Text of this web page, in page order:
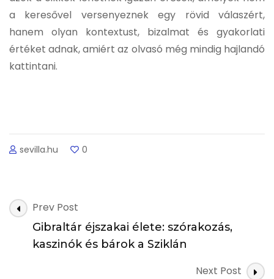
a keresővel versenyeznek egy rövid válaszért,
hanem olyan kontextust, bizalmat és gyakorlati
értéket adnak, amiért az olvasó még mindig hajlandó
kattintani.
sevilla.hu 0
Post
Navigation
Prev Post
Gibraltár éjszakai élete: szórakozás,
kaszinók és bárok a Sziklán
Next Post